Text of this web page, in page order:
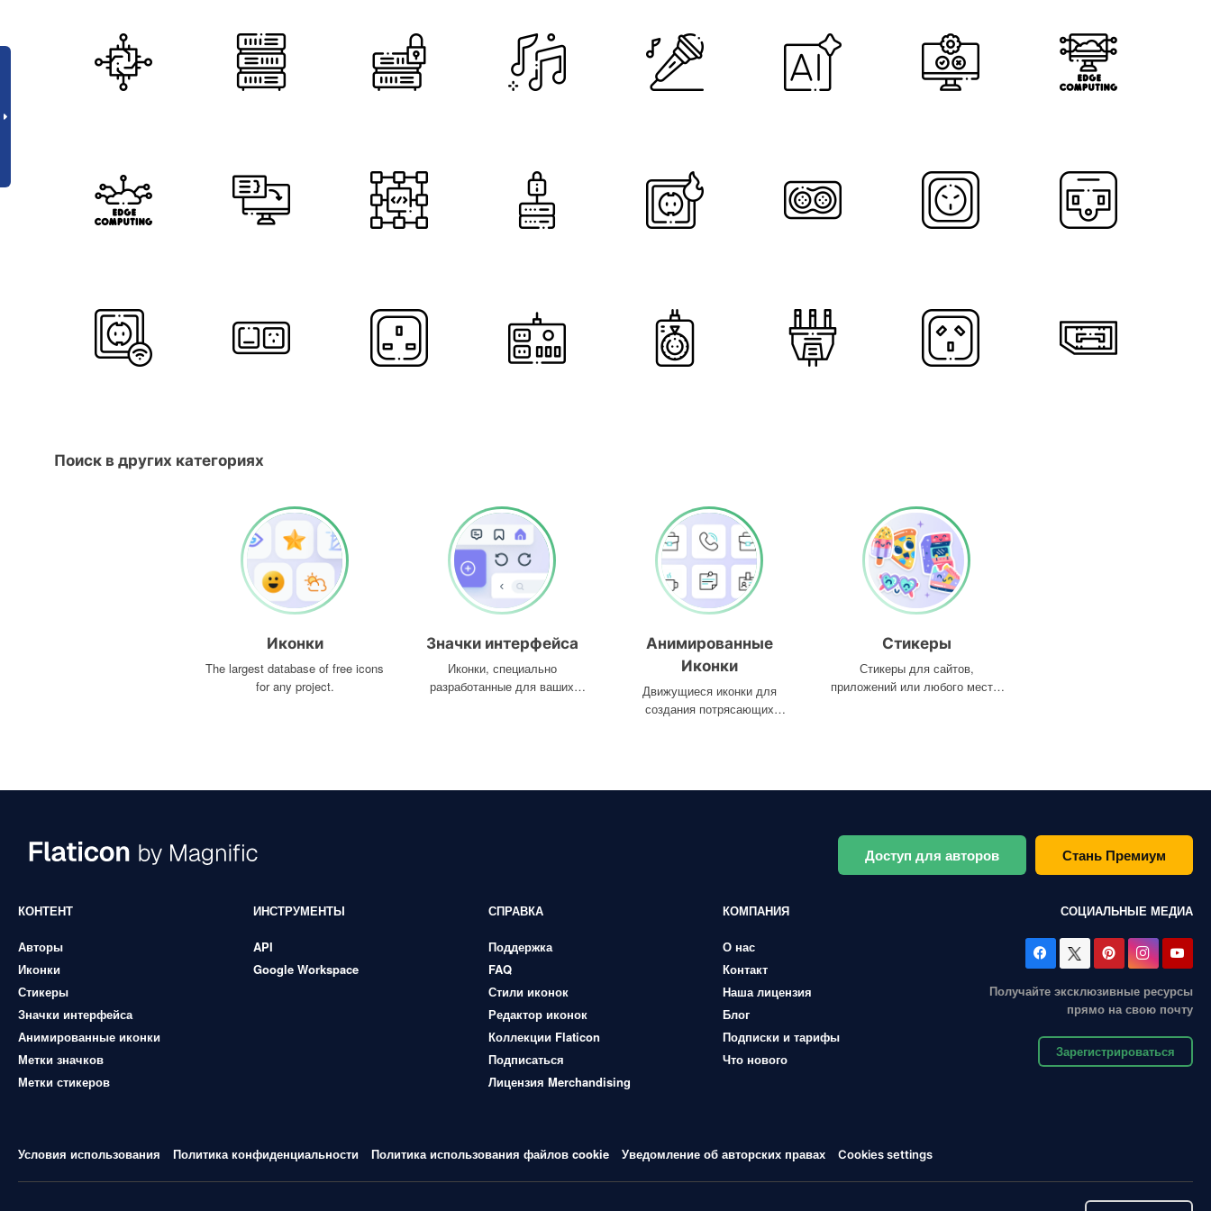
Поиск в других категориях
Иконки
The largest database of free icons
for any project.
Значки интерфейса
Иконки, специально
разработанные для ваших
Анимированные
Иконки
Движущиеся иконки для
создания потрясающих
Стикеры
Стикеры для сайтов,
приложений или любого места,
Доступ для авторов Стань Премиум
КОНТЕНТ
Авторы
Иконки
Стикеры
Значки интерфейса
Анимированные иконки
Метки значков
Метки стикеров
ИНСТРУМЕНТЫ
API
Google Workspace
СПРАВКА
Поддержка
FAQ
Стили иконок
Редактор иконок
Коллекции Flaticon
Подписаться
Лицензия Merchandising
КОМПАНИЯ
О нас
Контакт
Наша лицензия
Блог
Подписки и тарифы
Что нового
СОЦИАЛЬНЫЕ МЕДИА
Получайте эксклюзивные ресурсы
прямо на свою почту
Зарегистрироваться
Условия использования Политика конфиденциальности Политика использования файлов cookie Уведомление об авторских правах Cookies settings